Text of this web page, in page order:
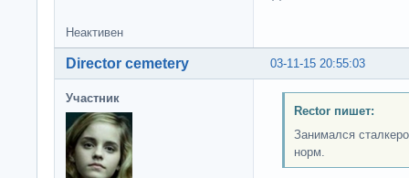
Неактивен
03-11-15 20:55:03
Director cemetery
Участник
Rector пишет:
Занимался
норм.